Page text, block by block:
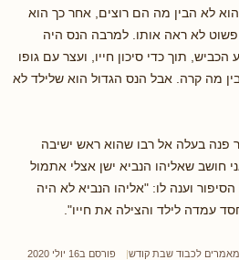
לא הבין מה הם רוצים, אחר כך הוא
לא ראה אותו. למרבה הנס היה
תוך כדי סיכון חייו, ועצר עם גופו
מה קרה. אבל הנס הגדול הוא שלילד לא
פנה בעלה אל רבו שהוא ראש ישיבה
חושב שאליהו הנביא ישן אצלי אתמול
וענה לו: "אליהו הנביא לא היה
עמדה לילד והצילה את חייו".
מאמרים לכבוד שבת קודש
פורסם ב16 יולי 2020